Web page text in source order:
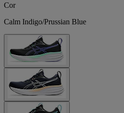
Cor
Calm Indigo/Prussian Blue